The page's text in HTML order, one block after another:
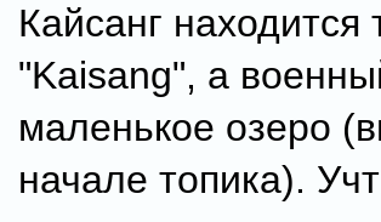
Кайсанг
"Kaisang", а
маленькое озеро
начале топика).